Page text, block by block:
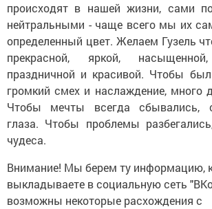
происходят в нашей жизни, сами
нейтральными - чаще всего мы их
определенный цвет. Желаем Гузель
прекрасной, яркой, насыщенной,
праздничной и красивой. Чтобы
громкий смех и наслаждение,много
Чтобы мечты всегда сбывались,
глаза. Чтобы проблемы
чудеса.
Внимание! Мы берем ту информацию,
выкладываете в социальную сеть
возможны некоторые расхождения с